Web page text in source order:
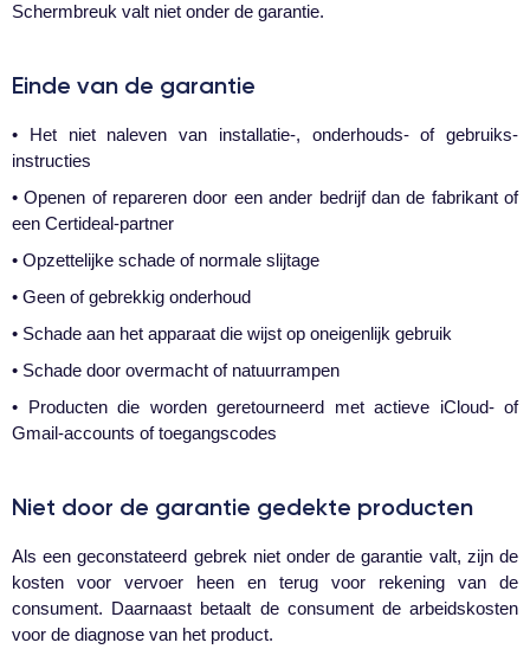
Schermbreuk valt niet onder de garantie.
Einde van de garantie
• Het niet naleven van installatie-, onderhouds- of gebruiks­
instructies
• Openen of repareren door een ander bedrijf dan de fabrikant of
een Certideal-partner
• Opzettelijke schade of normale slijtage
• Geen of gebrekkig onderhoud
• Schade aan het apparaat die wijst op oneigenlijk gebruik
• Schade door overmacht of natuurrampen
• Producten die worden geretourneerd met actieve iCloud- of
Gmail-accounts of toegangscodes
Niet door de garantie gedekte producten
Als een geconstateerd gebrek niet onder de garantie valt, zijn de
kosten voor vervoer heen en terug voor rekening van de
consument. Daarnaast betaalt de consument de arbeidskosten
voor de diagnose van het product.